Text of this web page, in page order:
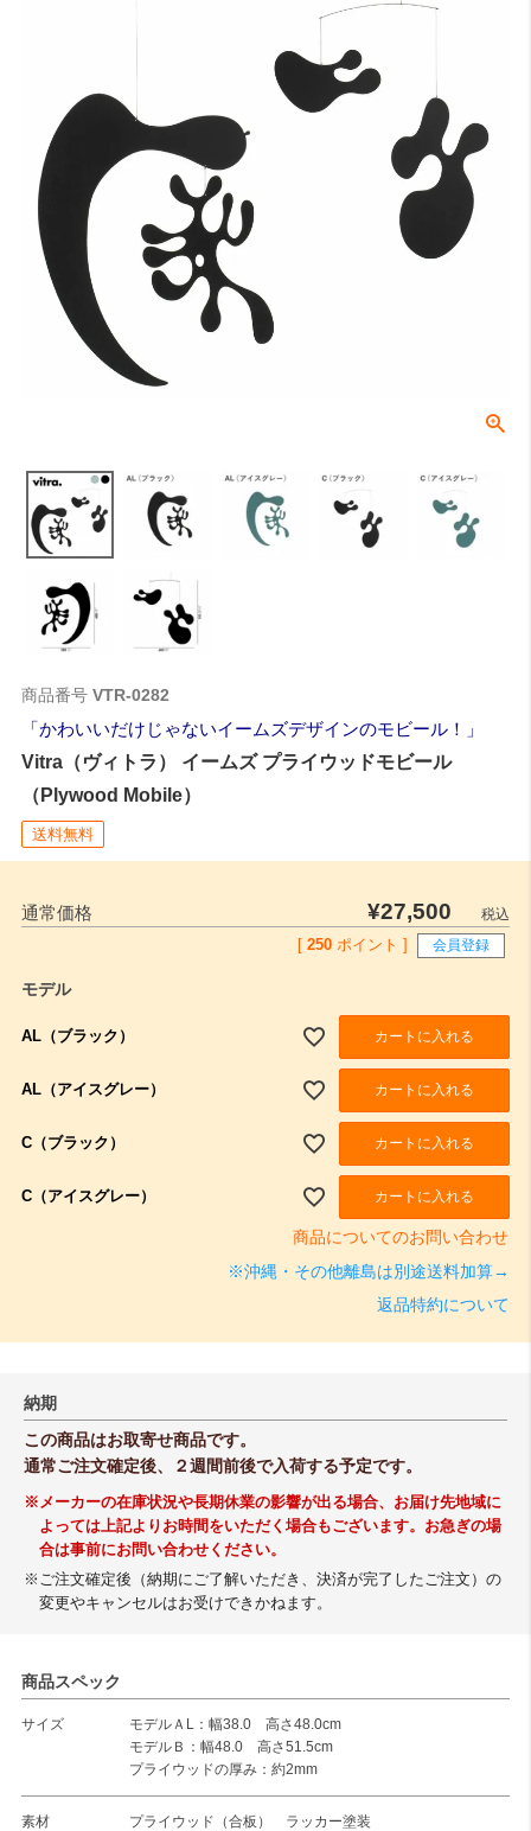
商品番号 VTR-0282
かわいいだけじゃないイームズデザインのモビール！
Vitra（ヴィトラ） イームズ プライウッドモビール
（Plywood Mobile）
送料無料
通常価格 ¥27,500
税込
250 ポイント ] 会員登録
モデル
AL（ブラック） カートに入れる
AL（アイスグレー） カートに入れる
C（ブラック） カートに入れる
C（アイスグレー） カートに入れる
商品についてのお問い合わせ
※沖縄・その他離島は別途送料加算→
返品特約について
納期
この商品はお取寄せ商品です。
通常ご注文確定後、２週間前後で入荷する予定です。
※メーカーの在庫状況や長期休業の影響が出る場合、お届け先地域に
よっては上記よりお時間をいただく場合もございます。お急ぎの場
合は事前にお問い合わせください。
※ご注文確定後（納期にご了解いただき、決済が完了したご注文）の
変更やキャンセルはお受けできかねます。
商品スペック
サイズ
モデルＡL：幅38.0 高さ48.0cm
モデルＢ：幅48.0 高さ51.5cm
プライウッドの厚み：約2mm
素材 プライウッド（合板） ラッカー塗装